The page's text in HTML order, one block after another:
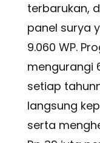
terbarukan,
panel surya
9.060 WP.
mengurangi
setiap
langsung
serta